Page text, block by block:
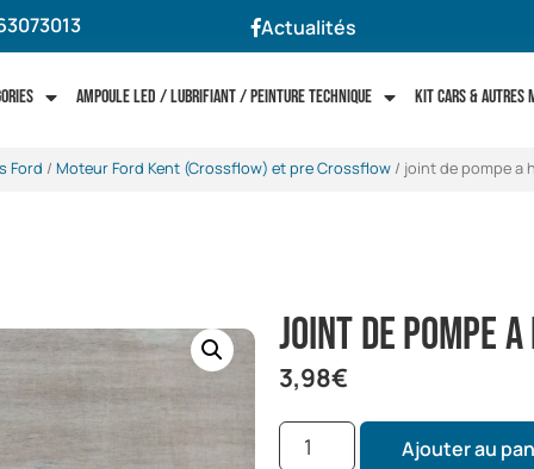
Actualités
Ampoule LED / Lubrifiant / Peinture technique Kit cars & autres
Ford / Moteur Ford Kent (Crossflow) et pre Crossflow / joint de pompe a
joint de pompe
3,98€
Ajouter au